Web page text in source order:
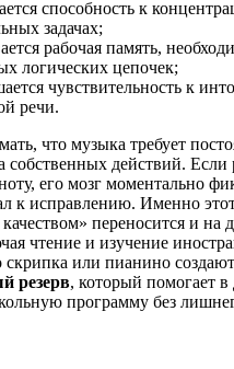
способность к
задачах;
рабочая память,
логических цепочек;
чувствительность к
речи.
что музыка требует
собственных действий. Если
его мозг моментально
к исправлению. Именно
переносится и на
чтение и изучение
скрипка или пианино
резерв, который помогает
программу без